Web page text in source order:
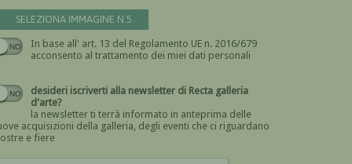
SELEZIONA IMMAGINE N.5
In base all' art. 13 del Regolamento UE n. 2016/679
acconsento al trattamento dei miei dati personali
Devi dare il consenso
desideri iscriverti alla newsletter di Recta galleria
d'arte?
la newsletter ti terrà informato in anteprima delle
acquisizioni della galleria, degli eventi che ci riguardano
e fiere